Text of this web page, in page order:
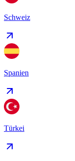
Schweiz
Spanien
Türkei